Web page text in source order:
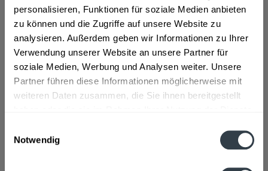
personalisieren, Funktionen für soziale Medien anbieten
zu können und die Zugriffe auf unsere Website zu
analysieren. Außerdem geben wir Informationen zu Ihrer
Verwendung unserer Website an unsere Partner für
soziale Medien, Werbung und Analysen weiter. Unsere
Partner führen diese Informationen möglicherweise mit
weiteren Daten zusammen, die Sie ihnen bereitgestellt
Notwendig
+0,48 € Pfand
In den Warenkorb
Artikel-Nr.:
28165
Verfügbar in: